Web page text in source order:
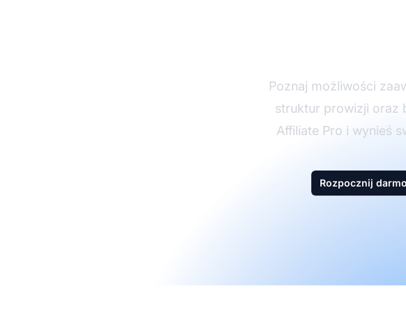
Poznaj możliwości
struktur prowizji oraz
Affiliate Pro i wynieś
Rozpocznij